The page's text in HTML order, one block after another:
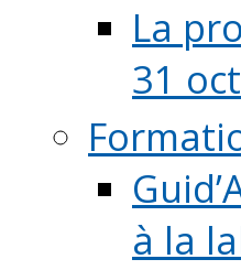
La
31
à la